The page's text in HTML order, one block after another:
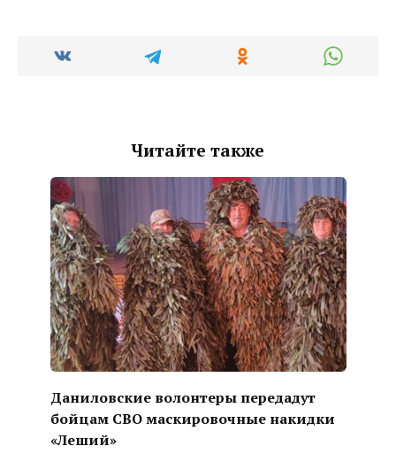
Читайте также
Даниловские волонтеры передадут
бойцам СВО маскировочные накидки
«Леший»